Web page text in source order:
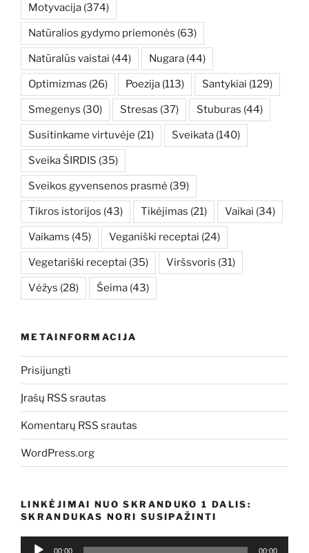
Motyvacija (374)
Natūralios gydymo priemonės (63)
Natūralūs vaistai (44) Nugara (44)
Optimizmas (26) Poezija (113) Santykiai (129)
Smegenys (30) Stresas (37) Stuburas (44)
Susitinkame virtuvėje (21) Sveikata (140)
Sveika ŠIRDIS (35)
Sveikos gyvensenos prasmė (39)
Tikros istorijos (43) Tikėjimas (21) Vaikai (34)
Vaikams (45) Veganiški receptai (24)
Vegetariški receptai (35) Viršsvoris (31)
Vėžys (28) Šeima (43)
METAINFORMACIJA
Prisijungti
Įrašų RSS srautas
Komentarų RSS srautas
WordPress.org
LINKĖJIMAI NUO SKRANDUKO 1 DALIS:
SKRANDUKAS NORI SUSIPAŽINTI
Audio
00:00 00:00